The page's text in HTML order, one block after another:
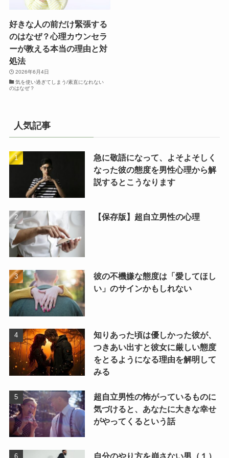
好きな人の前だけ緊張する
のはなぜ？心理カウンセラ
ーが教える本当の理由と対
処法
2026年6月4日
気を使い過ぎてしまう/素直になれない
のはなぜ？
人気記事
急に敬語になって、よそよそしく
なった彼の態度を男性心理から解
説するとこうなります
【保存版】超自立男性の心理
彼の不機嫌な態度は「愛してほし
い」のサインかもしれない
知りあった頃は優しかった彼が、
つきあい出すと彼女に厳しい態度
をとるようになる理由を解明して
みる
超自立男性の怖がっているものに
気づけると、あなたに大きな幸せ
がやってくるという話
自分のやり方を崩さない男（１）